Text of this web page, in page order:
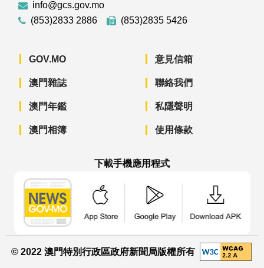
info@gcs.gov.mo
(853)2833 2886
(853)2835 5426
GOV.MO
澳門雜誌
澳門年鑑
澳門相簿
意見信箱
聯絡我們
私隱聲明
使用條款
下載手機應用程式
© 2022 澳門特別行政區政府新聞局版權所有